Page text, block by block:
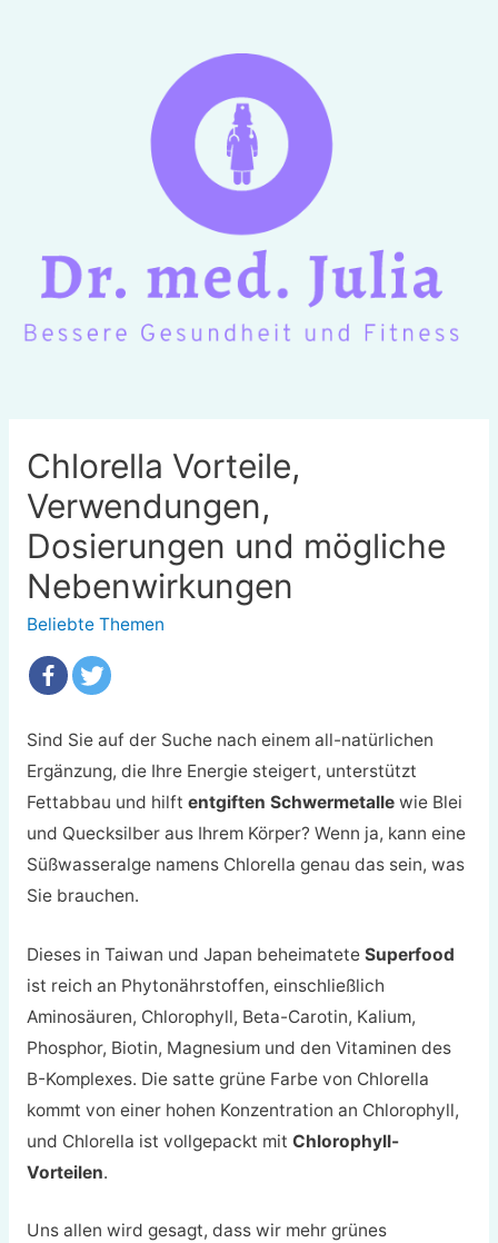
Chlorella Vorteile,
Verwendungen,
Dosierungen und mögliche
Nebenwirkungen
Beliebte Themen
Sind Sie auf der Suche nach einem all-natürlichen
Ergänzung, die Ihre Energie steigert, unterstützt
Fettabbau und hilft entgiften Schwermetallewie Blei
und Quecksilber aus Ihrem Körper? Wenn ja, kann eine
Süßwasseralge namens Chlorella genau das sein, was
Sie brauchen.
Dieses in Taiwan und Japan beheimatete Superfood
ist reich an Phytonährstoffen, einschließlich
Aminosäuren, Chlorophyll, Beta-Carotin, Kalium,
Phosphor, Biotin, Magnesium und den Vitaminen des
B-Komplexes. Die satte grüne Farbe von Chlorella
kommt von einer hohen Konzentration an Chlorophyll,
und Chlorella ist vollgepackt mit Chlorophyll-
Vorteilen.
Uns allen wird gesagt, dass wir mehr grünes